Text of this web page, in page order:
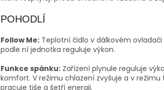
POHODLÍ
Follow Me: Teplotní čidlo v dálkovém
podle ní jednotka reguluje výkon.
Funkce spánku: Zařízení plynule reguluje
komfort. V režimu chlazení zvyšuje a v
pracuje tiše a šetří energii.